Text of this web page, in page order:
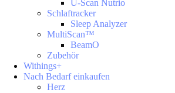
U-Scan Nutrio
Schlaftracker
Sleep Analyzer
MultiScan™
BeamO
Zubehör
Withings+
Nach Bedarf einkaufen
Herz